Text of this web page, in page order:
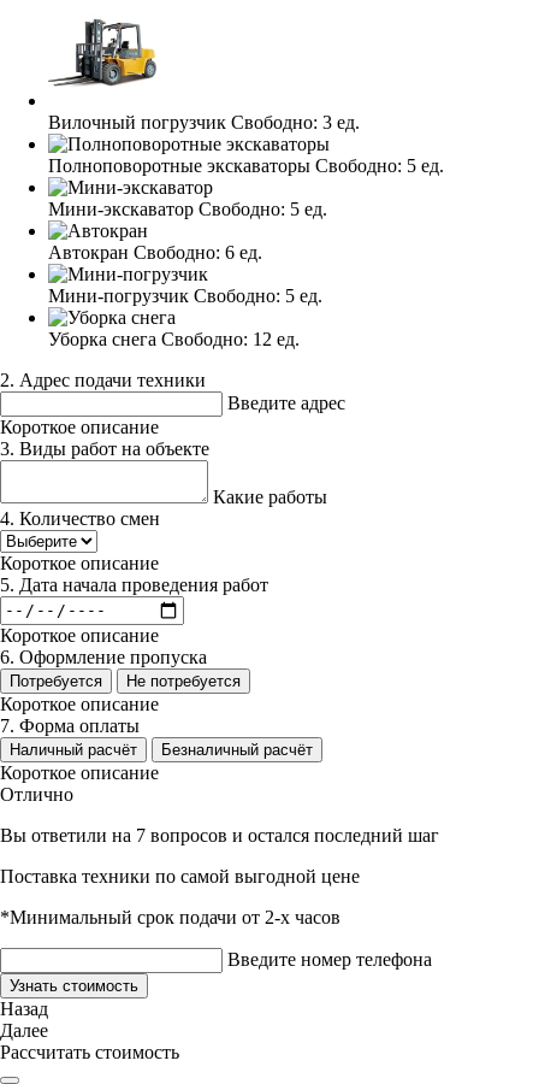
Вилочный погрузчик Свободно: 3 ед.
Полноповоротные экскаваторы Свободно: 5 ед.
Мини-экскаватор Свободно: 5 ед.
Автокран Свободно: 6 ед.
Мини-погрузчик Свободно: 5 ед.
Уборка снега Свободно: 12 ед.
2. Адрес подачи техники
Введите адрес
Короткое описание
3. Виды работ на объекте
Какие работы
4. Количество смен
Короткое описание
5. Дата начала проведения работ
Короткое описание
6. Оформление пропуска
Потребуется Не потребуется
Короткое описание
7. Форма оплаты
Наличный расчёт Безналичный расчёт
Короткое описание
Отлично
Вы ответили на 7 вопросов и остался последний шаг
Поставка техники по самой выгодной цене
*Минимальный срок подачи от 2-х часов
Введите номер телефона
Узнать стоимость
Назад
Далее
Рассчитать стоимость